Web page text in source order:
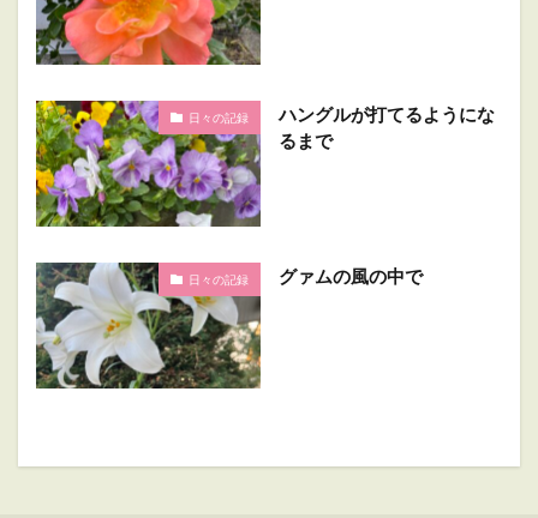
日々の記録
ハングルが打てるようにな
るまで
日々の記録 グァムの風の中で